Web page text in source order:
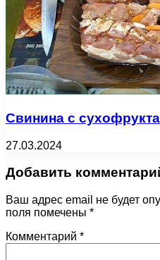
Свинина с
27.03.2024
Добавить
Ваш адрес email не будет
поля помечены *
Комментарий *